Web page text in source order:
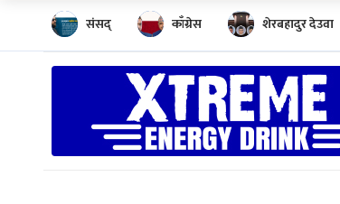
संसद् काँग्रेस शेरबहादुर देउवा